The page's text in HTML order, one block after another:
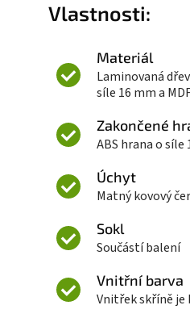
Vlastnosti:
Materiál
Laminovaná
síle 16 mm a
Zakončené
ABS hrana o síle
Úchyt
Matný kovový
Sokl
Součástí balení
Vnitřní barva
Vnitřek skříně je